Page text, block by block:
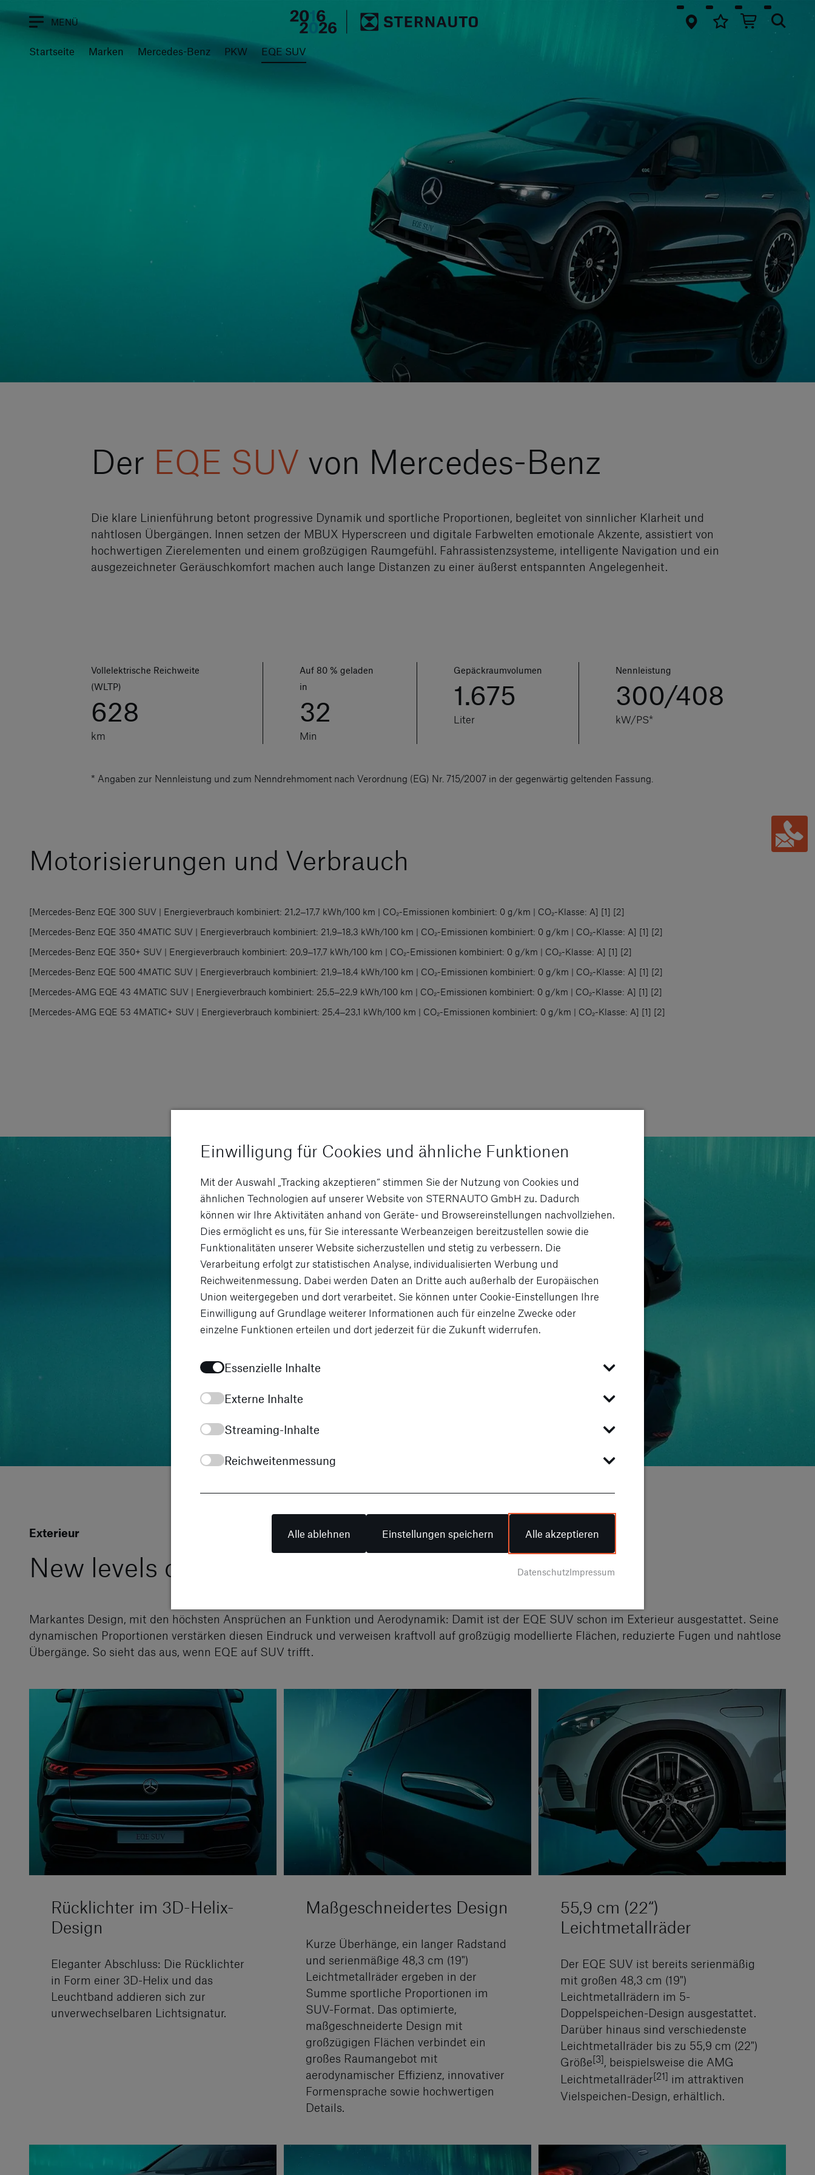
MENÜ
Startseite Marken Mercedes-Benz PKW EQE SUV
Der EQE SUV von Mercedes-Benz
Die klare Linienführung betont progressive Dynamik und sportliche Proportionen, begleitet von sinnlicher Klarheit und
nahtlosen Übergängen. Innen setzen der MBUX Hyperscreen und digitale Farbwelten emotionale Akzente, assistiert von
hochwertigen Zierelementen und einem großzügigen Raumgefühl. Fahrassistenzsysteme, intelligente Navigation und ein
ausgezeichneter Geräuschkomfort machen auch lange Distanzen zu einer äußerst entspannten Angelegenheit.
Vollelektrische Reichweite
(WLTP)
628
km
Auf 80 % geladen
in
32
Min
Gepäckraumvolumen
1.675
Liter
Nennleistung
300/408
kW/PS*
* Angaben zur Nennleistung und zum Nenndrehmoment nach Verordnung (EG) Nr. 715/2007 in der gegenwärtig geltenden Fassung.
Motorisierungen und Verbrauch
[Mercedes-Benz EQE 300 SUV | Energieverbrauch kombiniert: 21,2‒17,7 kWh/100 km | CO₂-Emissionen kombiniert: 0 g/km | CO₂-Klasse: A] [1] [2]
[Mercedes-Benz EQE 350 4MATIC SUV | Energieverbrauch kombiniert: 21,9‒18,3 kWh/100 km | CO₂-Emissionen kombiniert: 0 g/km | CO₂-Klasse: A] [1] [2]
[Mercedes-Benz EQE 350+ SUV | Energieverbrauch kombiniert: 20,9‒17,7 kWh/100 km | CO₂-Emissionen kombiniert: 0 g/km | CO₂-Klasse: A] [1] [2]
[Mercedes-Benz EQE 500 4MATIC SUV | Energieverbrauch kombiniert: 21,9‒18,4 kWh/100 km | CO₂-Emissionen kombiniert: 0 g/km | CO₂-Klasse: A] [1] [2]
[Mercedes-AMG EQE 43 4MATIC SUV | Energieverbrauch kombiniert: 25,5‒22,9 kWh/100 km | CO₂-Emissionen kombiniert: 0 g/km | CO₂-Klasse: A] [1] [2]
[Mercedes-AMG EQE 53 4MATIC+ SUV | Energieverbrauch kombiniert: 25,4‒23,1 kWh/100 km | CO₂-Emissionen kombiniert: 0 g/km | CO₂-Klasse: A] [1] [2]
Exterieur
New levels of Modern Luxury
Markantes Design, mit den höchsten Ansprüchen an Funktion und Aerodynamik: Damit ist der EQE SUV schon im Exterieur ausgestattet. Seine
dynamischen Proportionen verstärken diesen Eindruck und verweisen kraftvoll auf großzügig modellierte Flächen, reduzierte Fugen und nahtlose
Übergänge. So sieht das aus, wenn EQE auf SUV trifft.
Rücklichter im 3D-Helix-
Design
Eleganter Abschluss: Die Rücklichter
in Form einer 3D-Helix und das
Leuchtband addieren sich zur
unverwechselbaren Lichtsignatur.
Maßgeschneidertes Design
Kurze Überhänge, ein langer Radstand
und serienmäßige 48,3 cm (19")
Leichtmetallräder ergeben in der
Summe sportliche Proportionen im
SUV-Format. Das optimierte,
maßgeschneiderte Design mit
großzügigen Flächen verbindet ein
großes Raumangebot mit
aerodynamischer Effizienz, innovativer
Formensprache sowie hochwertigen
Details.
55,9 cm (22“)
Leichtmetallräder
Der EQE SUV ist bereits serienmäßig
mit großen 48,3 cm (19")
Leichtmetallrädern im 5-
Doppelspeichen-Design ausgestattet.
Darüber hinaus sind verschiedenste
Leichtmetallräder bis zu 55,9 cm (22")
Größe[3] , beispielsweise die AMG
Leichtmetallräder[21] im attraktiven
Vielspeichen-Design, erhältlich.
Einwilligung für Cookies und ähnliche Funktionen
Mit der Auswahl „Tracking akzeptieren“ stimmen Sie der Nutzung von Cookies und
ähnlichen Technologien auf unserer Website von STERNAUTO GmbH zu. Dadurch
können wir Ihre Aktivitäten anhand von Geräte- und Browsereinstellungen nachvollziehen.
Dies ermöglicht es uns, für Sie interessante Werbeanzeigen bereitzustellen sowie die
Funktionalitäten unserer Website sicherzustellen und stetig zu verbessern. Die
Verarbeitung erfolgt zur statistischen Analyse, individualisierten Werbung und
Reichweitenmessung. Dabei werden Daten an Dritte auch außerhalb der Europäischen
Union weitergegeben und dort verarbeitet. Sie können unter Cookie-Einstellungen Ihre
Einwilligung auf Grundlage weiterer Informationen auch für einzelne Zwecke oder
einzelne Funktionen erteilen und dort jederzeit für die Zukunft widerrufen.
Essenzielle Inhalte
Externe Inhalte
Streaming-Inhalte
Reichweitenmessung
Alle ablehnen Einstellungen speichern Alle akzeptieren
DatenschutzImpressum